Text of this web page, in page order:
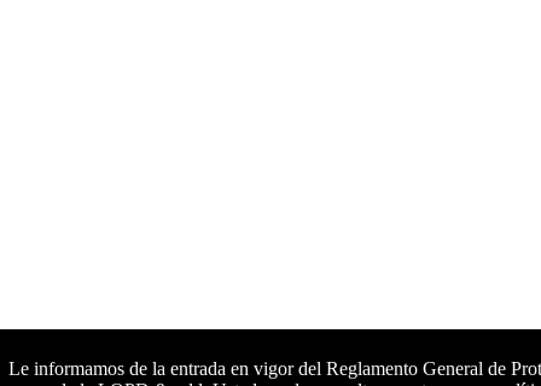
Le informamos de la entrada en vigor del Reglamento General de